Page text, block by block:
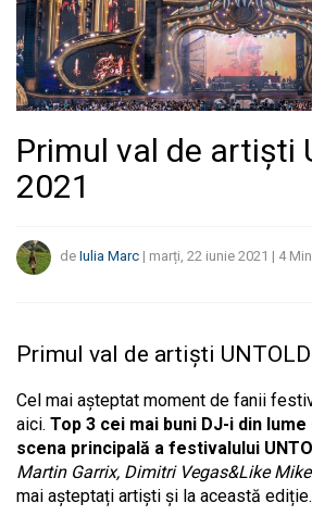
Primul val de artiști
2021
de Iulia Marc | marți, 22 iunie 2021 | 4
Primul val de artiști
Cel mai așteptat moment de fanii
aici. Top 3 cei mai buni DJ-i din
scena principală a festivalului
Martin Garrix, Dimitri Vegas&Like Mike
mai așteptați artiști și la această ediție.